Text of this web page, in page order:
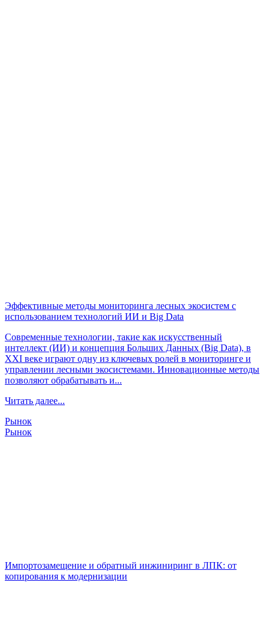
Эффективные методы мониторинга лесных экосистем с
использованием технологий ИИ и Big Data
Современные технологии, такие как искусственный
интеллект (ИИ) и концепция Больших Данных (Big Data), в
XXI веке играют одну из ключевых ролей в мониторинге и
управлении лесными экосистемами. Инновационные методы
позволяют обрабатывать и...
Читать далее...
Рынок
Рынок
Импортозамещение и обратный инжиниринг в ЛПК: от
копирования к модернизации